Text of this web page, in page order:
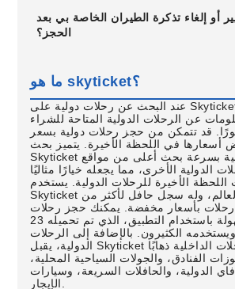
أو إلغاء تذكرة الطيران الخاصة بي بعد
الحجز؟
ما هو skyticket؟
عند البحث عن رحلات دولية على Skyticket، يمكنك مقارنة
عن الرحلات الدولية المتاحة للشراء
فورًا. قد تتمكن من حجز رحلات دولية بسعر
أسعارها في اللحظة الأخيرة. يتميز بحث
Skyticket عن الرحلات الدولية بسرعة بحث أعلى من مواقع
الدولية الأخرى، مما يجعله خيارًا مثاليًا
اللحظة الأخيرة للرحلات الدولية. يستخدم
Skyticket المسافرين حول العالم، وله سجل حافل لأكثر من
رحلات بأسعار مخفضة. يمكنك حجز رحلات
مخفضة بسهولة باستخدام التطبيق، الذي تم تحميله 23
الكثيرون. بالإضافة إلى الرحلات
الدولية، يقبل Skyticket أيضًا حجوزات الرحلات الداخلية ذهابًا
الفنادق، والجولات السياحية المحلية،
الدولية، والحافلات السريعة، وسيارات